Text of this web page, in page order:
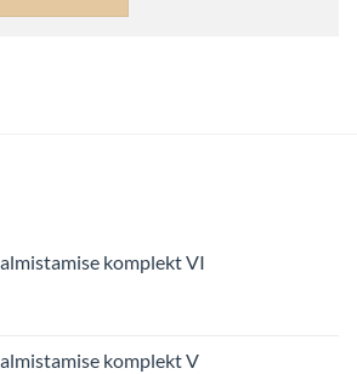
komplekt VI
komplekt V